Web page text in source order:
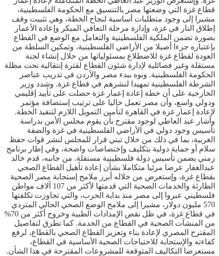
قطاع غزة التي وضعتها مصر بالتنسيق مع الحكومة الفلسطينية،
مشيرا إلى وجود متطلبات أساسية لنجاح الخطة، وهي تثبيت وقف
إطلاق النار في غزة، وإدارة مرحلة التعافي المبكر وإعادة الأعمار
بصورة تضمن الملكية الفلسطينية والتعامل مع الوضع في القطاع
بإعتباره جزءا أصيلا من الأراضي الفلسطينية، وتمكين السلطة من
العودة لقطاع غزة للاضطلاع بمسئولياتها من خلال إنشاء لجنة
مستقلة وغير فصائلية لإدارة شئون القطاع لفترة إنتقالية تحت مظلة
الحكومة الفلسطينية. ونوه ببدء مصر والأردن في تدريب عناصر
الشرطة الفلسطينية تمهيدا لنشرهم في قطاع غزة. وشدد وزير
الخارجية على أن خطة إعادة إعمار غزة حصلت على تأييد إقليمي
ودولي واسع، وأن مصر تعمل حاليا على ترتيب إستضافة مؤتمر
لإعادة إعمار غزة في القاهرة لتأمين التمويل اللازم لتنفيذ الخطة.
وأشار عبد العاطي لوجود مقترح بأن يقوم مجلس الأمن بدراسة
تأسيس وجود دولي في الأراضي الفلسطينية في غزة والضفة
الغربية، بما في ذلك من خلال تبني قرار للمجلس لنشر قوات حفظ
سلام أو حماية دولية بتكليف وإختصاصات واضحة، وفي إطار برنامج
زمني يضمن تأسيس دولة فلسطينية مستقلة. من جانبه، قدم خالد
عبدالغفار عرضا مرئيا متكاملا بشأن إعادة تأهيل القطاع الصحي
بقطاع غزة، وإستعرض من خلاله أبرز ملامح إستجابة مصر الصحية
الطارئة والخدمات الصحية التي قدمتها لأكثر من 107 آلاف مواطن
فلسطيني عبروا إلى مصر منذ بداية الحرب، والتي تجاوزت تكلفتها
570 مليون دولار، مشيرا إلى ملامح الوضع الصحي الحالي المتردي
في قطاع غزة، في ظل نقص الإمدادات الطبية وخروج أكثر من 70%
من المنشآت الصحية في القطاع من الخدمة. كما تطرق لتفاصيل
المقترح المصري لإعادة بناء وتعزيز القطاع الصحي بالقطاع، لرفع
كفاءته والإستجابة للاحتياجات الصحية الأساسية في القطاع،
مستعرضا التكاليف المتوقعة للمشروعات المقترحة في هذا الشأن.